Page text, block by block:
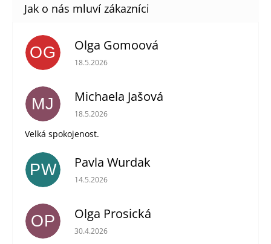
OG Olga Gomoová
Hodnocení obchodu je 5 z 5 hvězdiček.
18.5.2026
MJ Michaela Jašová
Hodnocení obchodu je 5 z 5 hvězdiček.
18.5.2026
Velká spokojenost.
PW Pavla Wurdak
Hodnocení obchodu je 5 z 5 hvězdiček.
14.5.2026
OP Olga Prosická
Hodnocení obchodu je 5 z 5 hvězdiček.
30.4.2026